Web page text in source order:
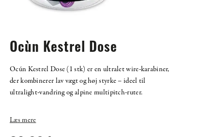
Ocùn Kestrel Dose
Ocún Kestrel Dose (1 stk) er en ultralet wire-karabiner,
der kombinerer lav vægt og høj styrke – ideel til
ultralight-vandring og alpine multipitch-ruter.
Læs mere